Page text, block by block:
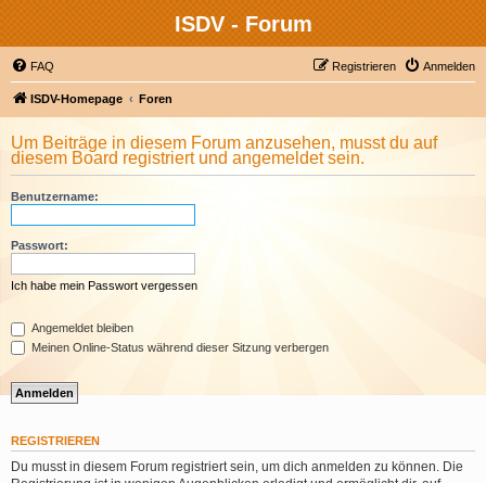
ISDV - Forum
FAQ Anmelden
Registrieren
ISDV-Homepage Foren
Um Beiträge in diesem Forum anzusehen, musst du auf
diesem Board registriert und angemeldet sein.
Benutzername:
Passwort:
Ich habe mein Passwort vergessen
Angemeldet bleiben
Meinen Online-Status während dieser Sitzung verbergen
REGISTRIEREN
Du musst in diesem Forum registriert sein, um dich anmelden zu können. Die